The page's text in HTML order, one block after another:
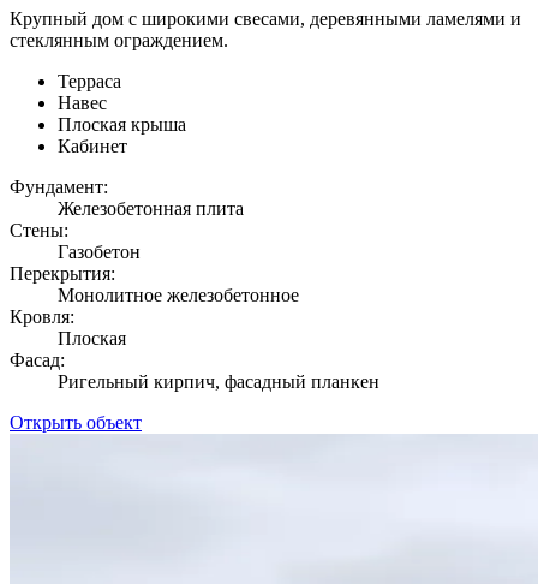
Крупный дом с широкими свесами, деревянными ламелями и
стеклянным ограждением.
Терраса
Навес
Плоская крыша
Кабинет
Фундамент:
Железобетонная плита
Стены:
Газобетон
Перекрытия:
Монолитное железобетонное
Кровля:
Плоская
Фасад:
Ригельный кирпич, фасадный планкен
Открыть объект